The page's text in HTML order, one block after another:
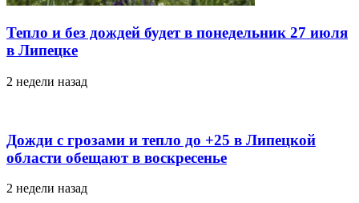
Тепло и без дождей будет в понедельник 27 июля
в Липецке
2 недели назад
Дожди с грозами и тепло до +25 в Липецкой
области обещают в воскресенье
2 недели назад